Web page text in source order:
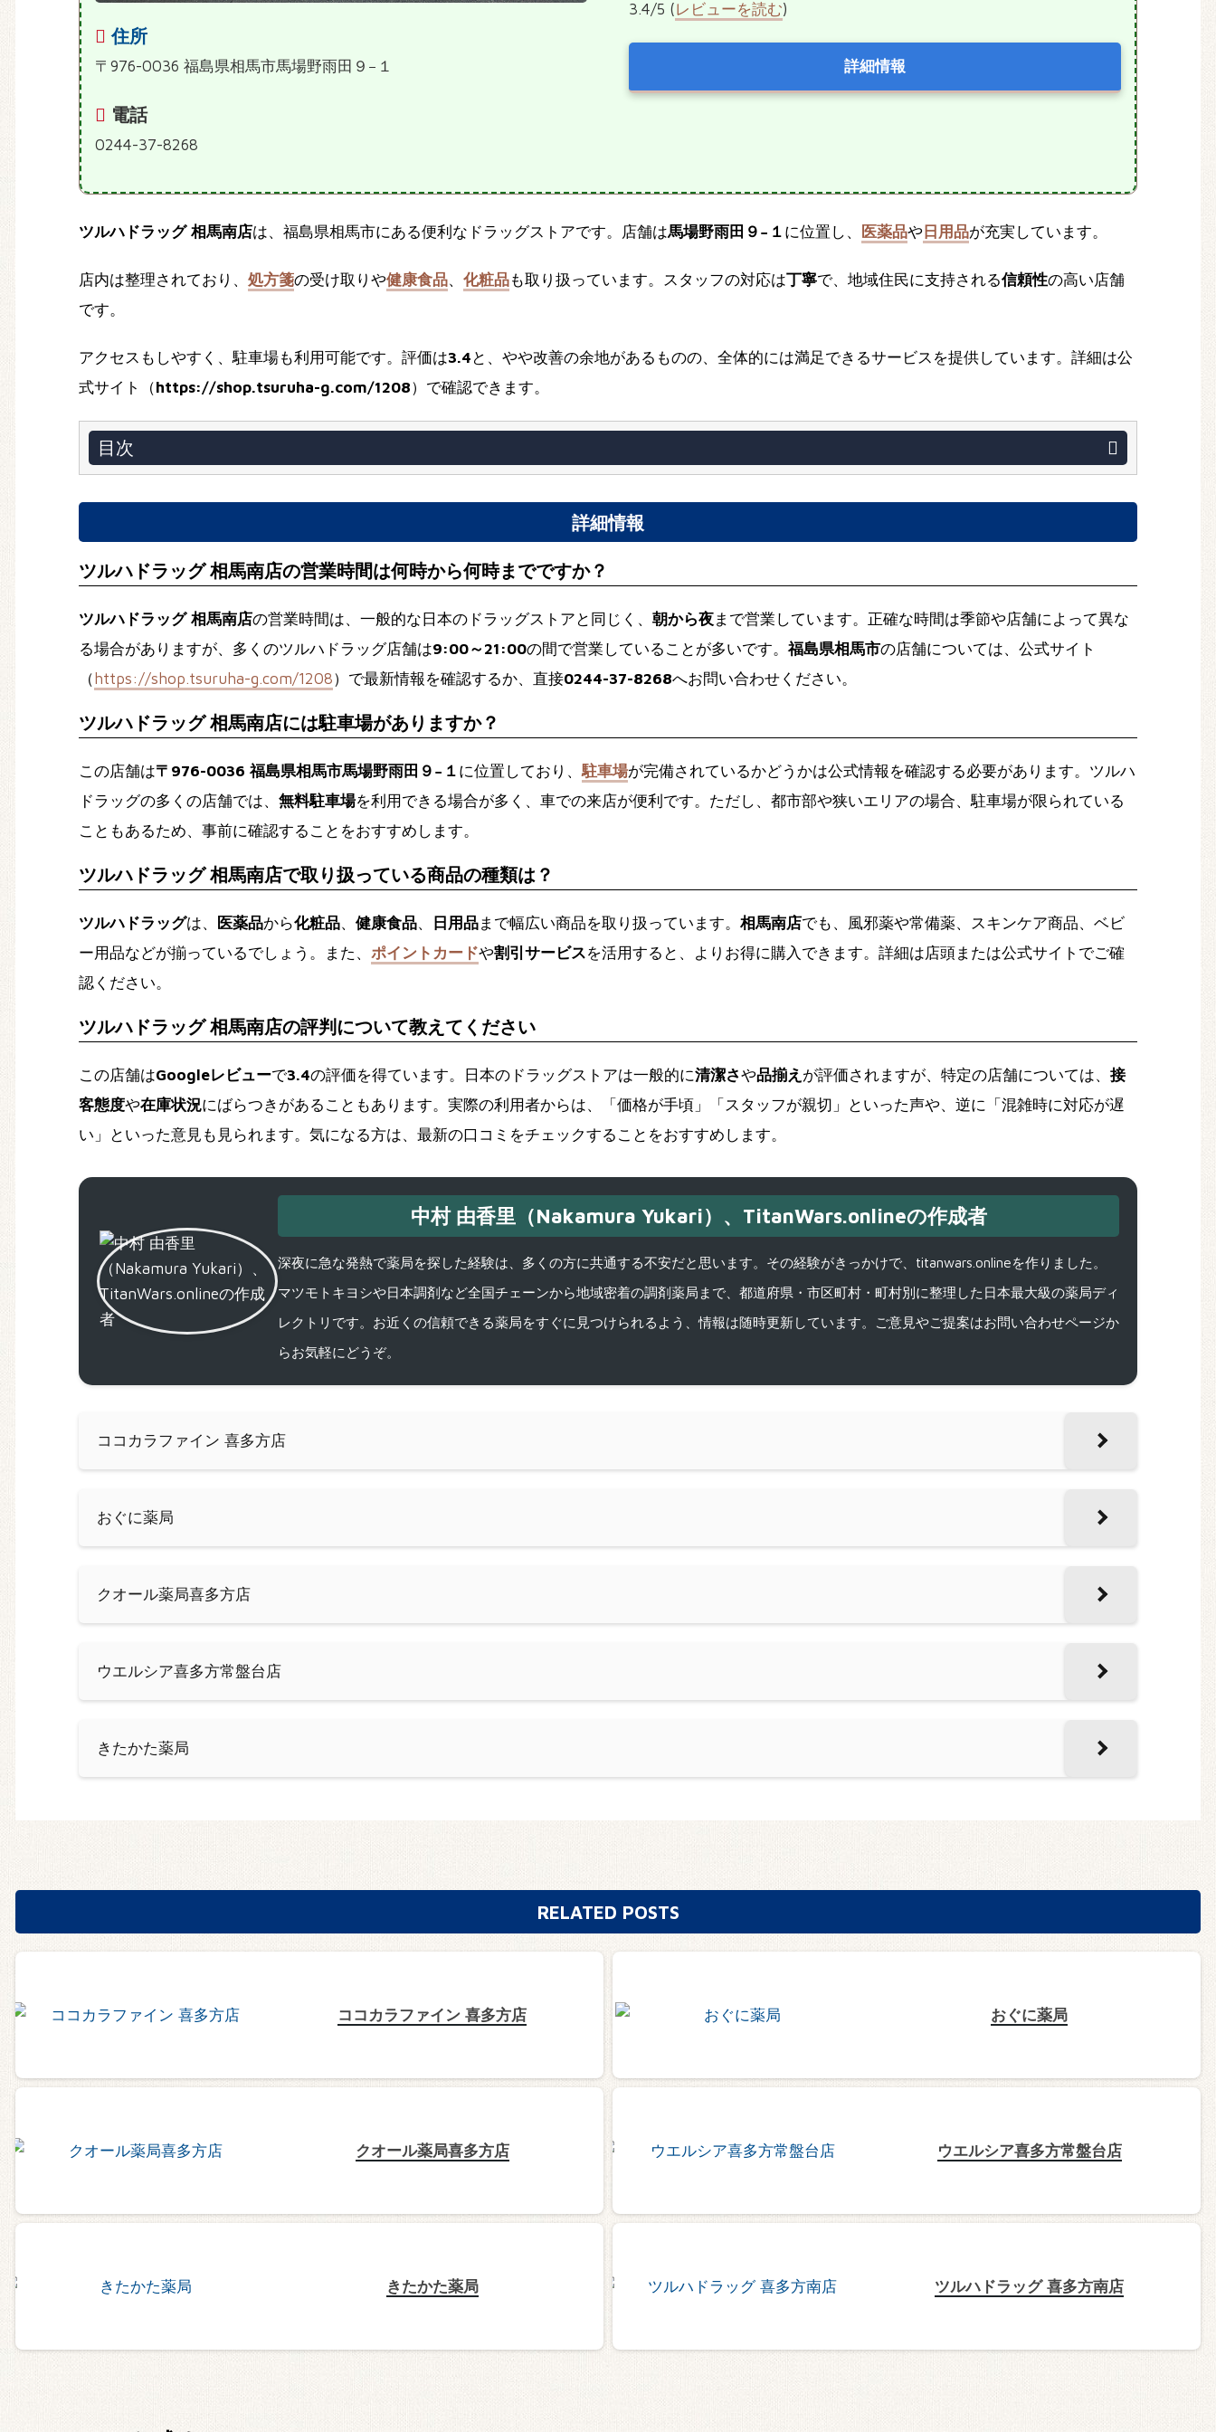
住所
〒976-0036 福島県相馬市馬場野雨田９−１
電話
0244-37-8268
3.4/5 (レビューを読む)
詳細情報
ツルハドラッグ 相馬南店は、福島県相馬市にある便利なドラッグストアです。店舗は馬場野雨田９−１ に位置し、 医薬品や 日用品が充実しています。
店内は整理されており、 処方箋の受け取りや健康食品、 化粧品も取り扱っています。スタッフの対応は丁寧で、地域住民に支持される信頼性の高い店舗
です。
アクセスもしやすく、駐車場も利用可能です。評価は3.4 と、やや改善の余地があるものの、全体的には満足できるサービスを提供しています。詳細は公
式サイト（https://shop.tsuruha-g.com/1208）で確認できます。
目次
詳細情報
ツルハドラッグ 相馬南店の営業時間は何時から何時までですか？
ツルハドラッグ 相馬南店の営業時間は、一般的な日本のドラッグストアと同じく、 朝から夜まで営業しています。正確な時間は季節や店舗によって異な
る場合がありますが、多くのツルハドラッグ店舗は9:00～21:00の間で営業していることが多いです。福島県相馬市の店舗については、公式サイト
（ https://shop.tsuruha-g.com/1208）で最新情報を確認するか、直接0244-37-8268へお問い合わせください。
ツルハドラッグ 相馬南店には駐車場がありますか？
この店舗は〒976-0036 福島県相馬市馬場野雨田９−１ に位置しており、駐車場が完備されているかどうかは公式情報を確認する必要があります。ツルハ
ドラッグの多くの店舗では、 無料駐車場を利用できる場合が多く、車での来店が便利です。ただし、都市部や狭いエリアの場合、駐車場が限られている
こともあるため、事前に確認することをおすすめします。
ツルハドラッグ 相馬南店で取り扱っている商品の種類は？
ツルハドラッグは、 医薬品から化粧品、 健康食品、 日用品まで幅広い商品を取り扱っています。 相馬南店でも、風邪薬や常備薬、スキンケア商品、ベビ
ー用品などが揃っているでしょう。また、 ポイントカードや割引サービスを活用すると、よりお得に購入できます。詳細は店頭または公式サイトでご確
認ください。
ツルハドラッグ 相馬南店の評判について教えてください
この店舗はGoogleレビューで3.4の評価を得ています。日本のドラッグストアは一般的に清潔さや品揃え が評価されますが、特定の店舗については、 接
客態度や在庫状況にばらつきがあることもあります。実際の利用者からは、「価格が手頃」「スタッフが親切」といった声や、逆に「混雑時に対応が遅
い」といった意見も見られます。気になる方は、最新の口コミをチェックすることをおすすめします。
中村 由香里（Nakamura Yukari）、TitanWars.onlineの作成者
深夜に急な発熱で薬局を探した経験は、多くの方に共通する不安だと思います。その経験がきっかけで、titanwars.onlineを作りました。
マツモトキヨシや日本調剤など全国チェーンから地域密着の調剤薬局まで、都道府県・市区町村・町村別に整理した日本最大級の薬局ディ
レクトリです。お近くの信頼できる薬局をすぐに見つけられるよう、情報は随時更新しています。ご意見やご提案はお問い合わせページか
らお気軽にどうぞ。
ココカラファイン 喜多方店
おぐに薬局
クオール薬局喜多方店
ウエルシア喜多方常盤台店
きたかた薬局
RELATED POSTS
ココカラファイン 喜多方店 おぐに薬局
クオール薬局喜多方店 ウエルシア喜多方常盤台店
きたかた薬局 ツルハドラッグ 喜多方南店